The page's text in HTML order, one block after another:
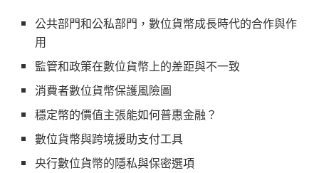
公共部門和公私部門，數位貨幣成長時代的合作與作
用
監管和政策在數位貨幣上的差距與不一致
消費者數位貨幣保護風險圖
穩定幣的價值主張能如何普惠金融？
數位貨幣與跨境援助支付工具
央行數位貨幣的隱私與保密選項